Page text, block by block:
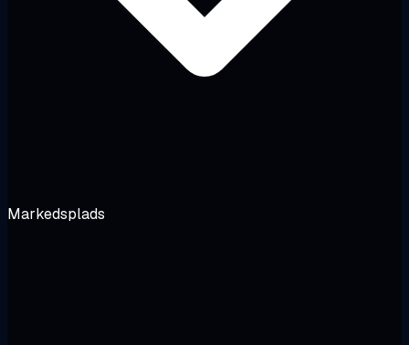
Markedsplads